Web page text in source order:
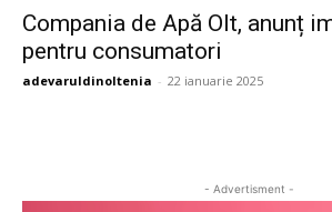
Compania de Apă Olt, anunț
pentru consumatori
adevaruldinoltenia - 22 ianuarie 2025
- Advertisment -